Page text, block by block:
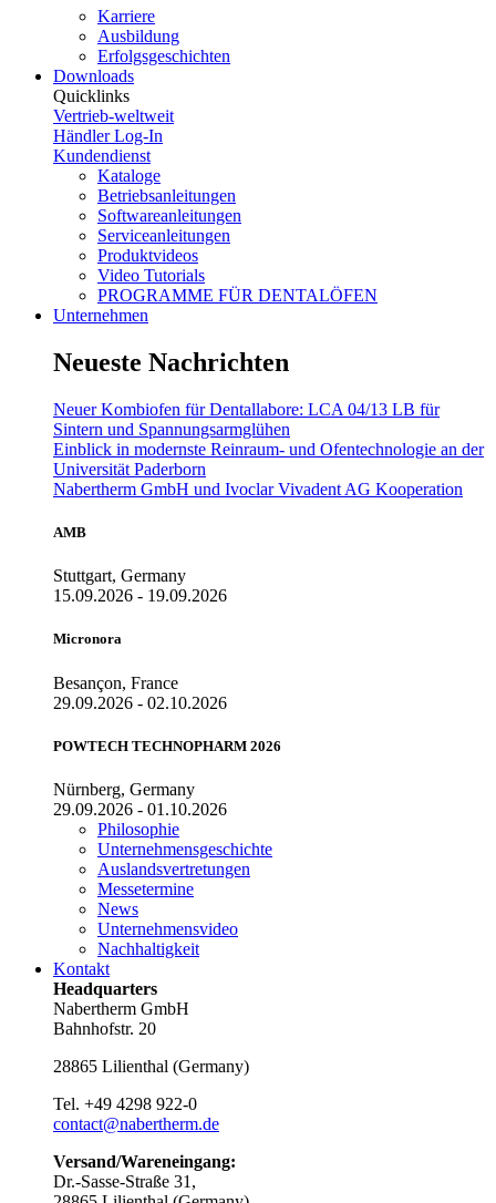
Karriere
Ausbildung
Erfolgsgeschichten
Downloads
Quicklinks
Vertrieb-weltweit
Händler Log-In
Kundendienst
Kataloge
Betriebsanleitungen
Softwareanleitungen
Serviceanleitungen
Produktvideos
Video Tutorials
PROGRAMME FÜR DENTALÖFEN
Unternehmen
Neueste Nachrichten
Neuer Kombiofen für Dentallabore: LCA 04/13 LB für
Sintern und Spannungsarmglühen
Einblick in modernste Reinraum- und Ofentechnologie an der
Universität Paderborn
Nabertherm GmbH und Ivoclar Vivadent AG Kooperation
AMB
Stuttgart, Germany
15.09.2026 - 19.09.2026
Micronora
Besançon, France
29.09.2026 - 02.10.2026
POWTECH TECHNOPHARM 2026
Nürnberg, Germany
29.09.2026 - 01.10.2026
Philosophie
Unternehmensgeschichte
Auslandsvertretungen
Messetermine
News
Unternehmensvideo
Nachhaltigkeit
Kontakt
Headquarters
Nabertherm GmbH
Bahnhofstr. 20
28865 Lilienthal (Germany)
Tel. +49 4298 922-0
contact@nabertherm.de
Versand/Wareneingang:
Dr.-Sasse-Straße 31,